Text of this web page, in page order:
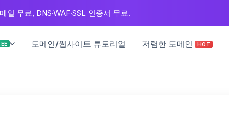
무료, DNS·WAF·SSL 인증서 무료.
도메인/웹사이트 튜토리얼 저렴한 도메인 HOT